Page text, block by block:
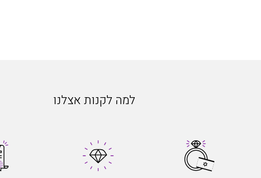
למה לקנות אצלנו